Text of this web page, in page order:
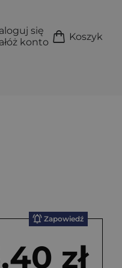
się
konto
Koszyk
Zapowiedź
zł